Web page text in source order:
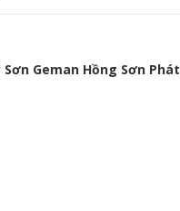
Geman Hồng Sơn Phát